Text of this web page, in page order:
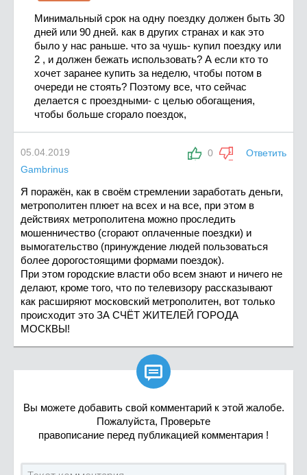
Минимальный срок на одну поездку должен быть 30
дней или 90 дней. как в других странах и как это
было у нас раньше. что за чушь- купил поездку или
2 , и должен бежать использовать? А если кто то
хочет заранее купить за неделю, чтобы потом в
очереди не стоять? Поэтому все, что сейчас
делается с проездными- с целью обогащения,
чтобы больше сгорало поездок,
0 Ответить
05.04.2019
Gambrinus
Я поражён, как в своём стремлении заработать деньги,
метрополитен плюет на всех и на все, при этом в
действиях метрополитена можно проследить
мошенничество (сгорают оплаченные поездки) и
вымогательство (принуждение людей пользоваться
более дорогостоящими формами поездок).
При этом городские власти обо всем знают и ничего не
делают, кроме того, что по телевизору рассказывают
как расширяют московский метрополитен, вот только
происходит это ЗА СЧЁТ ЖИТЕЛЕЙ ГОРОДА
МОСКВЫ!

Вы можете добавить свой комментарий к этой жалобе.
Пожалуйста, Проверьте
правописание перед публикацией комментария !